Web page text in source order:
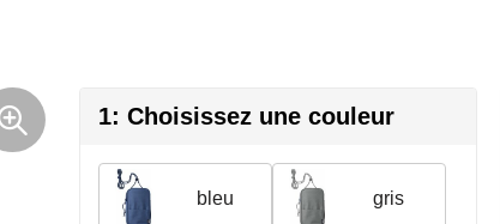
1: Choisissez une couleur
bleu gris